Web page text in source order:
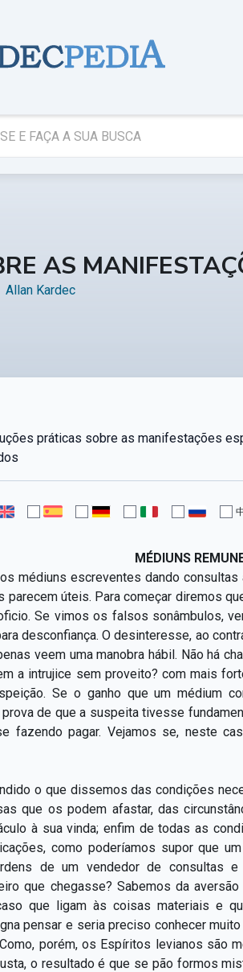
AS
Allan Kardec
práticas sobre as manifestações
MÉDIUNS
médiuns escreventes dando
parecem úteis. Para começar diremos
Se vimos os falsos sonâmbulos,
desconfiança. O desinteresse, ao
veem uma manobra hábil. Não há
a intrujice sem proveito? com mais
Se o ganho que um médium
de que a suspeita tivesse
fazendo pagar. Vejamos se, neste
o que dissemos das condições
que os podem afastar, das
à sua vinda; enfim de todas as
como poderíamos supor que
de um vendedor de consultas
que chegasse? Sabemos da
que ligam às coisas materiais e
pensar e seria preciso conhecer
porém, os Espíritos levianos são
o resultado é que se pão formos